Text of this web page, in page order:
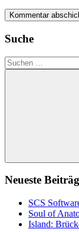
Suche
Suchen
nach:
Neueste
SCS
Soul of
Island: